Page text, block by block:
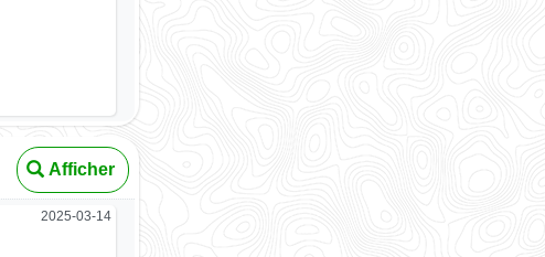
Afficher
2025-03-14